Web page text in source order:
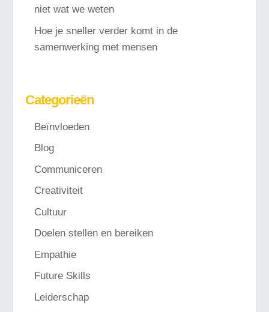
niet wat we weten
Hoe je sneller verder komt in de
samenwerking met mensen
Categorieën
Beïnvloeden
Blog
Communiceren
Creativiteit
Cultuur
Doelen stellen en bereiken
Empathie
Future Skills
Leiderschap